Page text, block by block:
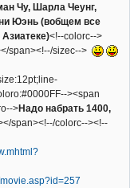
Чу, Шарла Чеунг,
Юэнь (вобщем все
<!--colorc-->
span><!--/sizec-->
><span
>Надо набрать 1400,
span><!--/colorc--><!--